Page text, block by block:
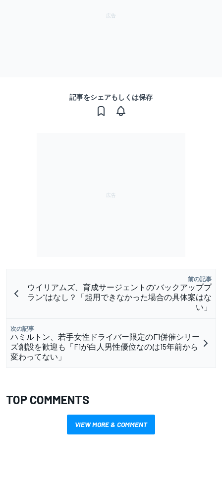
記事をシェアもしくは保存
前の記事
ウイリアムズ、育成サージェントの”バックアッププ
ラン”はなし？「起用できなかった場合の具体案はな
い」
次の記事
ハミルトン、若手女性ドライバー限定のF1併催シリー
ズ創設を歓迎も「F1が白人男性優位なのは15年前から
変わってない」
TOP COMMENTS
VIEW MORE & COMMENT